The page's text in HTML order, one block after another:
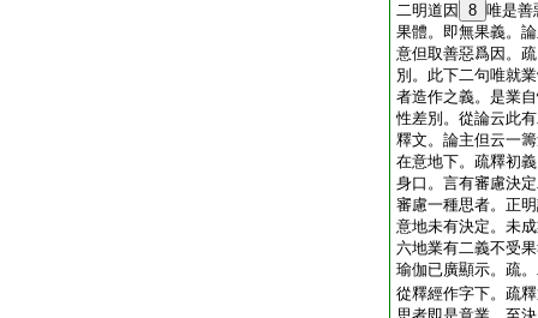
二明道因
8 唯是善
果體。即無果義。
意但取善惡爲因。
別。此下二句唯就
者造作之義。是業
性差別。從論云此
釋文。論主但云一
在意地下。疏釋初
身口。言有審慮決
審慮一種思者。正
意地未有決定。未
六地業有二義不受
瑜伽已廣顯示。疏
從釋經作字下。疏